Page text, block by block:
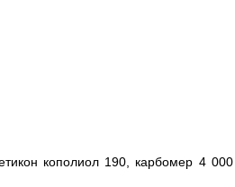
кополиол 190, карбомер 4 000